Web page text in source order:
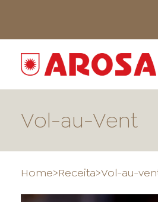
HOME
Vol-au-Vent
Home>Receita>Vol-au-